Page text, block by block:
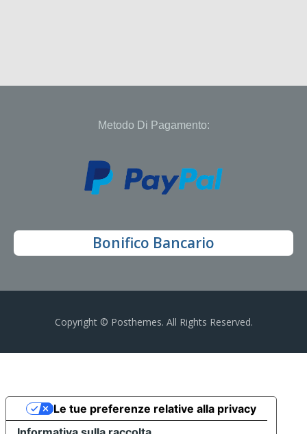
Metodo Di Pagamento:
Bonifico Bancario
Copyright © Posthemes. All Rights Reserved.
Le tue preferenze relative alla privacy